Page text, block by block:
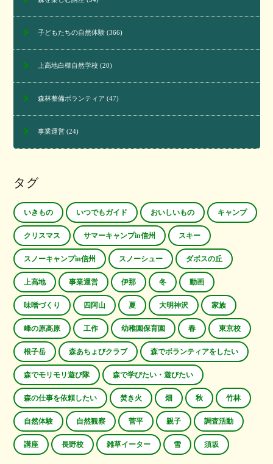
子どもたちの自然体験(366)
上高地白樺自然学校(20)
森林整備ボランティア (47)
事業運営(24)
タグ
いきもの いつでもガイド おいしいもの キャンプ
クリスマス サマーキャンプin信州 スキー
スノーキャンプin信州 スノーシュー ダボスの丘
上高地 事業運営 伊那 冬 動画
味噌づくり 四阿山 夏 大明神沢 家族
峰の原高原 工作 幼稚園保育園 春 東京校
根子岳 森あちょびクラブ 森でボランティアをしたい
森でモリモリ遊び隊 森で学びたい・遊びたい
森の仕事を依頼したい 焚き火 畑 秋 竹林
自然体験 自然観察 菅平 親子 調査活動
講座 長野校 雑草イーター 雪 須坂